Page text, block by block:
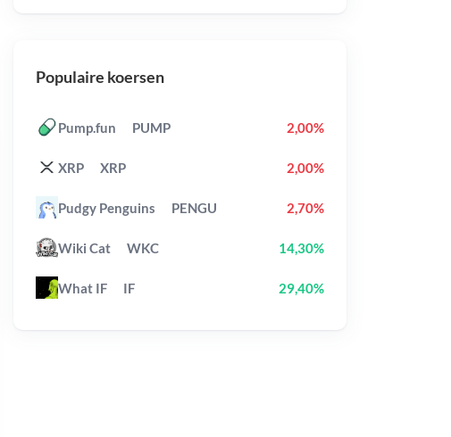
Populaire koersen
Pump.fun PUMP 2,00%
XRP XRP 2,00%
Pudgy Penguins PENGU 2,70%
Wiki Cat WKC 14,30%
What IF IF 29,40%